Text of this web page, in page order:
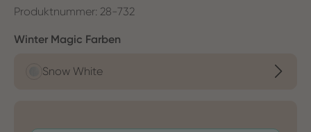
Produktnummer: 28-732
Winter Magic Farben
Snow White